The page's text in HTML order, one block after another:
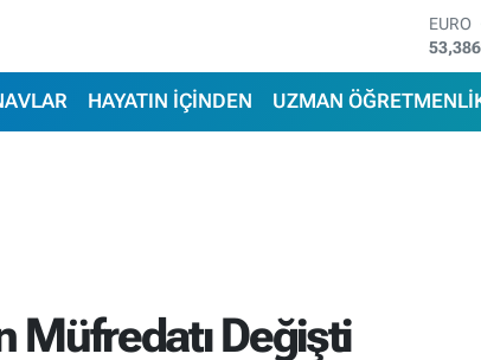
HAYATIN İÇİNDEN UZMAN
Müfredatı Değişti